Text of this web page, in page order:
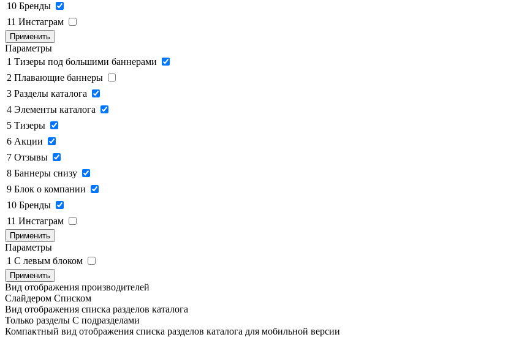
10 Бренды
11 Инстаграм
Применить
Параметры
1 Тизеры под большими баннерами
2 Плавающие баннеры
3 Разделы каталога
4 Элементы каталога
5 Тизеры
6 Акции
7 Отзывы
8 Баннеры снизу
9 Блок о компании
10 Бренды
11 Инстаграм
Применить
Параметры
1 C левым блоком
Применить
Вид отображения производителей
Слайдером Списком
Вид отображения списка разделов каталога
Только разделы С подразделами
Компактный вид отображения списка разделов каталога для мобильной версии